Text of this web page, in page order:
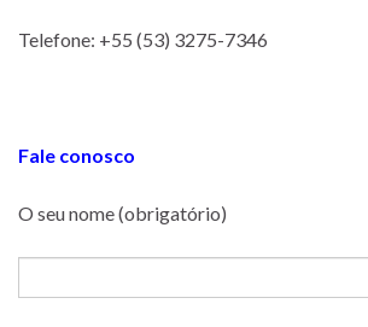
Telefone: +55 (53) 3275-7346
Fale conosco
O seu nome (obrigatório)